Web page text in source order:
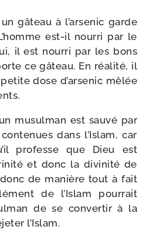
gâteau à l’arsenic garde
est-​il nour­ri par le
il est nour­ri par les bons
ce gâteau. En réa­li­té, il
dose d’arsenic mêlée
musul­man est sau­vé par
dans l’Islam, car
pro­fesse que Dieu est
et donc la divi­ni­té de
donc de manière tout à fait
de l’Islam pour­rait
de se conver­tir à la
l’Islam.